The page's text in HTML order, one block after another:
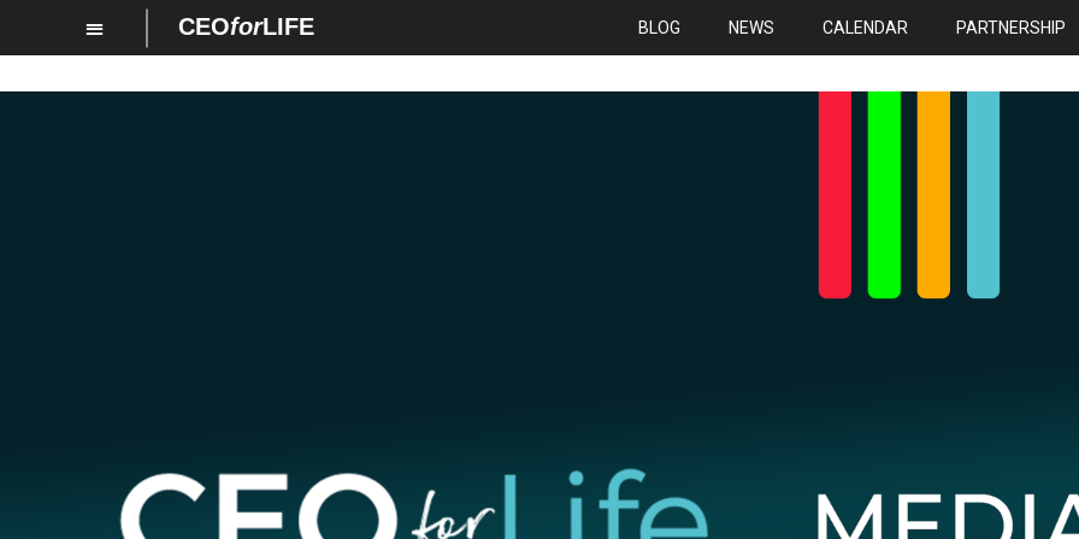
CEOforLIFE BLOG NEWS CALENDAR PARTNERSHIP